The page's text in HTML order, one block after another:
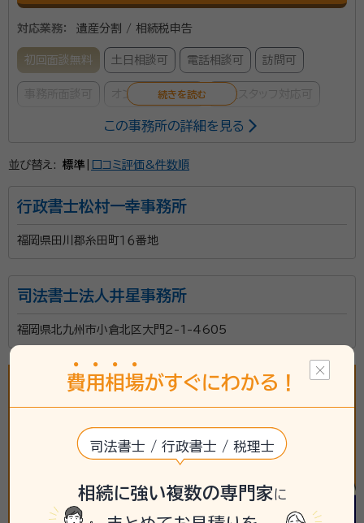
対応業務： 遺産分割 / 相続税申告
初回面談無料 土日相談可 電話相談可 訪問可
事務所面談可 オンライン面談可 女性スタッフ対応可
小山 寛史（コヤマ ヨシフミ）
相続・承継支援部部長 税理士法人
経歴： 西南学院大学大学院卒業
「これから相続のことを考えると気が重い...」 円満に相
産分割で揉めないかな... 税務調査に入られないか心
事務所では申告自体をあまり取り扱っておりません。 私
相続、会社オーナーの相続などの特殊なケースにも対応
までの気苦労を少しでも早く解消して 「安心しました。」
とホッとする瞬間を迎えられるようにサポートいたしま
資格等：行政書士、税理士、宅建士、FP
九州北部税理士会
この事務所の詳細を見る
並び替え: 標準 口コミ評価&件数順
行政書士松村一幸事務所
福岡県田川郡糸田町１６番地
司法書士法人井星事務所
福岡県北九州市小倉北区大門2-1-4605
費用 相場がすぐにわかる！
司法書士 / 行政書士 / 税理士
相続に強い複数の専門家に